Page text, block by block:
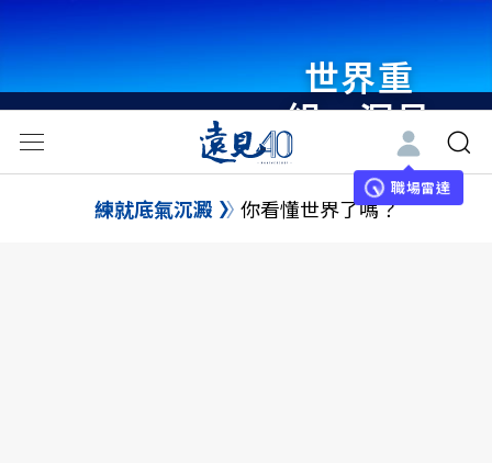
世界重
組・洞見
未來 與
世界領袖
職場雷達
練就底氣沉澱 你看懂世界了嗎？